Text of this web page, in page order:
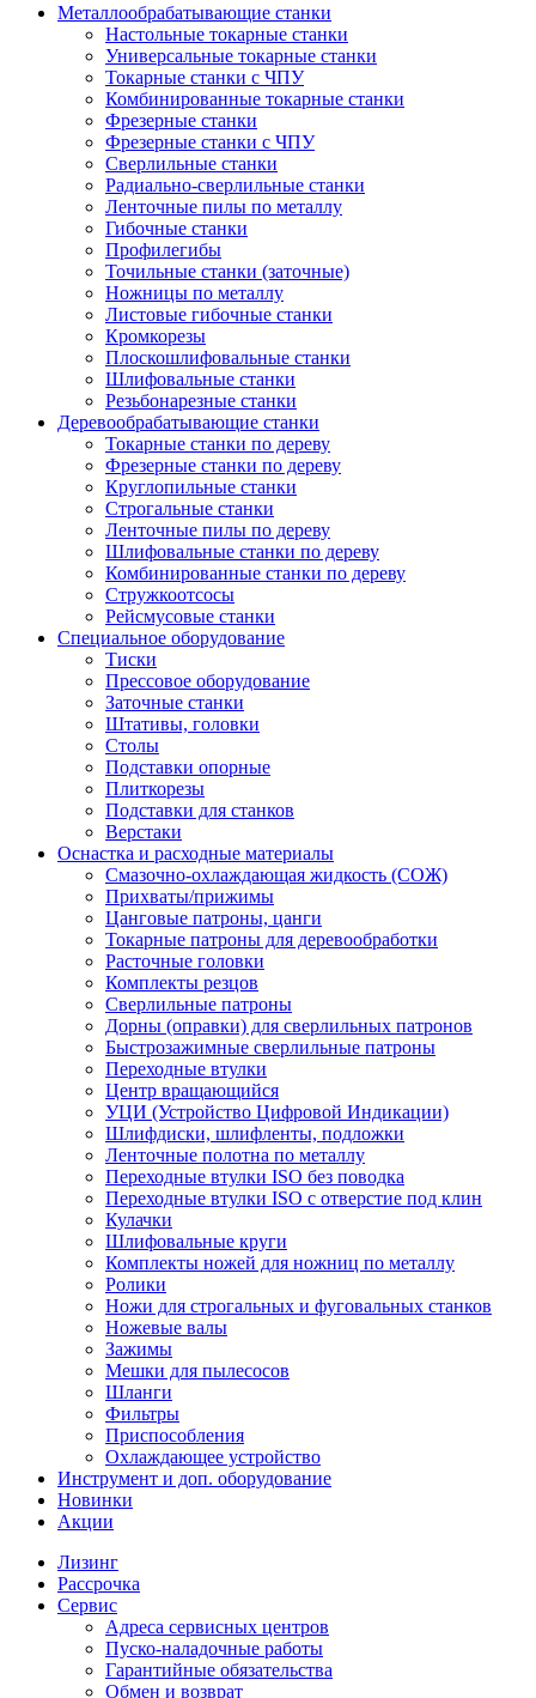
Металлообрабатывающие станки
Настольные токарные станки
Универсальные токарные станки
Токарные станки с ЧПУ
Комбинированные токарные станки
Фрезерные станки
Фрезерные станки с ЧПУ
Сверлильные станки
Радиально-сверлильные станки
Ленточные пилы по металлу
Гибочные станки
Профилегибы
Точильные станки (заточные)
Ножницы по металлу
Листовые гибочные станки
Кромкорезы
Плоскошлифовальные станки
Шлифовальные станки
Резьбонарезные станки
Деревообрабатывающие станки
Токарные станки по дереву
Фрезерные станки по дереву
Круглопильные станки
Строгальные станки
Ленточные пилы по дереву
Шлифовальные станки по дереву
Комбинированные станки по дереву
Стружкоотсосы
Рейсмусовые станки
Специальное оборудование
Тиски
Прессовое оборудование
Заточные станки
Штативы, головки
Столы
Подставки опорные
Плиткорезы
Подставки для станков
Верстаки
Оснастка и расходные материалы
Смазочно-охлаждающая жидкость (СОЖ)
Прихваты/прижимы
Цанговые патроны, цанги
Токарные патроны для деревообработки
Расточные головки
Комплекты резцов
Сверлильные патроны
Дорны (оправки) для сверлильных патронов
Быстрозажимные сверлильные патроны
Переходные втулки
Центр вращающийся
УЦИ (Устройство Цифровой Индикации)
Шлифдиски, шлифленты, подложки
Ленточные полотна по металлу
Переходные втулки ISO без поводка
Переходные втулки ISO с отверстие под клин
Кулачки
Шлифовальные круги
Комплекты ножей для ножниц по металлу
Ролики
Ножи для строгальных и фуговальных станков
Ножевые валы
Зажимы
Мешки для пылесосов
Шланги
Фильтры
Приспособления
Охлаждающее устройство
Инструмент и доп. оборудование
Новинки
Акции
Лизинг
Рассрочка
Сервис
Адреса сервисных центров
Пуско-наладочные работы
Гарантийные обязательства
Обмен и возврат